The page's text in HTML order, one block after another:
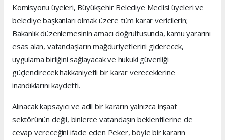
Komisyonu üyeleri, Büyükşehir Belediye Meclisi üyeleri ve
belediye başkanları olmak üzere tüm karar vericilerin;
Bakanlık düzenlemesinin amacı doğrultusunda, kamu yararını
esas alan, vatandaşların mağduriyetlerini giderecek,
uygulama birliğini sağlayacak ve hukuki güvenliği
güçlendirecek hakkaniyetli bir karar vereceklerine
inandıklarını kaydetti.
Alınacak kapsayıcı ve adil bir kararın yalnızca inşaat
sektörünün değil, binlerce vatandaşın beklentilerine de
cevap vereceğini ifade eden Peker, böyle bir kararın